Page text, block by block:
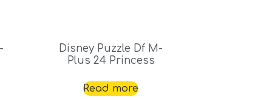
Disney Puzzle Df M-
Plus 24 Princess
Read more